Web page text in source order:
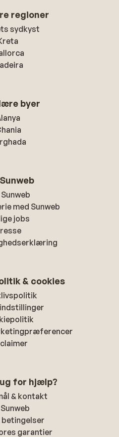
regioner
sydkyst
byer
med Sunweb
jobs
& cookies
for hjælp?
& kontakt
betingelser
garantier